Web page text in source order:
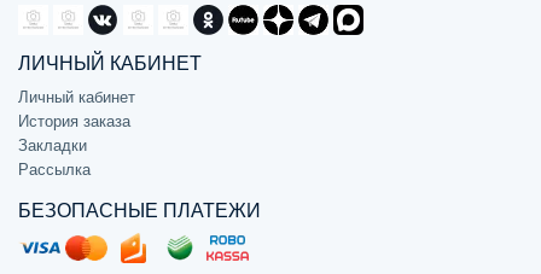
ЛИЧНЫЙ КАБИНЕТ
Личный кабинет
История заказа
Закладки
Рассылка
БЕЗОПАСНЫЕ ПЛАТЕЖИ